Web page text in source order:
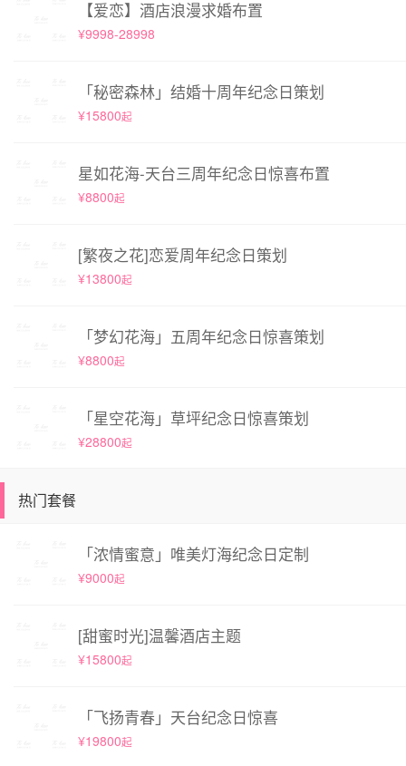
【爱恋】酒店浪漫求婚布置
¥9998-28998
「秘密森林」结婚十周年纪念日策划
¥15800起
星如花海-天台三周年纪念日惊喜布置
¥8800起
[繁夜之花]恋爱周年纪念日策划
¥13800起
「梦幻花海」五周年纪念日惊喜策划
¥8800起
「星空花海」草坪纪念日惊喜策划
¥28800起
热门套餐
「浓情蜜意」唯美灯海纪念日定制
¥9000起
[甜蜜时光]温馨酒店主题
¥15800起
「飞扬青春」天台纪念日惊喜
¥19800起